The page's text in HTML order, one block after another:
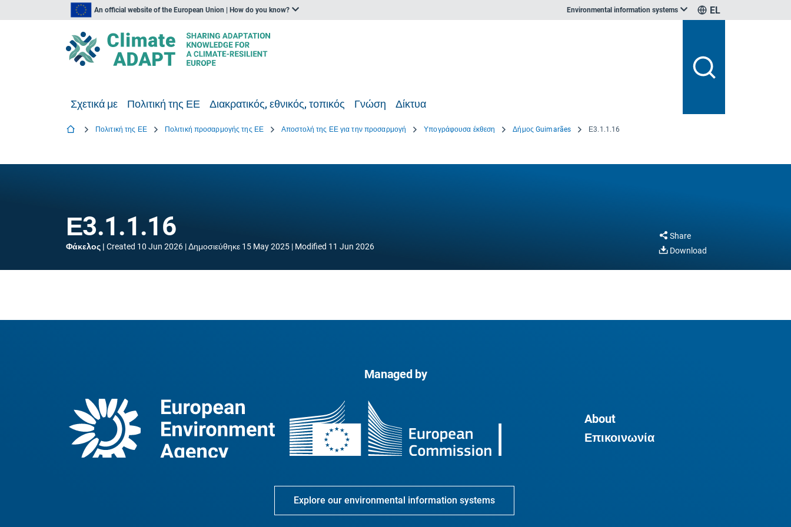
An official website of the European Union | How do you know? Environmental information systems EL
Σχετικά με Πολιτική της ΕΕ Διακρατικός, εθνικός, τοπικός Γνώση Δίκτυα
Πολιτική της ΕΕ Πολιτική προσαρμογής της ΕΕ Αποστολή της ΕΕ για την προσαρμογή Υπογράφουσα έκθεση Δήμος Guimarães Ε3.1.1.16
Ε3.1.1.16
Φάκελος Created 10 Jun 2026 Δημοσιεύθηκε 15 May 2025 Modified 11 Jun 2026
Share
Download
Managed by
About
Επικοινωνία
Explore our environmental information systems